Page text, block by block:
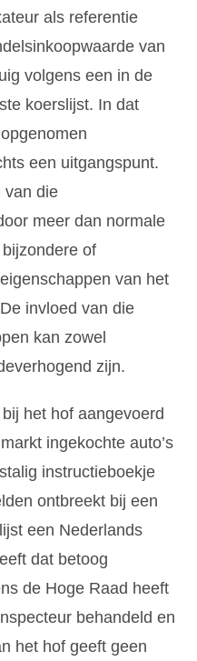
als referentie
van
volgens een in de
koerslijst. In dat
een uitgangspunt.
van die
meer dan normale
of
van het
invloed van die
kan zowel
zijn.
het hof aangevoerd
ingekochte auto’s
instructieboekje
ontbreekt bij een
een Nederlands
dat betoog
de Hoge Raad heeft
behandeld en
het hof geeft geen